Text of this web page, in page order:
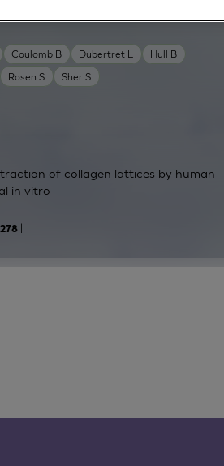
Coulomb B Dubertret L
Hull B
Rosen S Sher S
of collagen lattices by human
in vitro
|